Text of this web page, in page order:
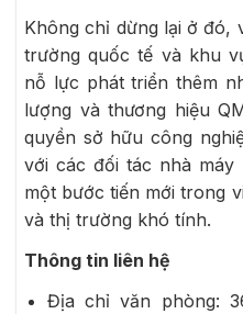
Không chỉ dừng lại ở đó,
trường quốc tế và khu
nỗ lực phát triển thêm
lượng và thương hiệu
quyền sở hữu công
với các đối tác nhà
một bước tiến mới trong
và thị trường khó tính.
Thông tin liên hệ
Địa chỉ văn phòng: